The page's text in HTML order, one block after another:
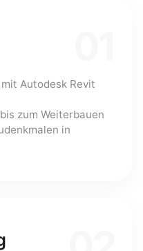
Autodesk Revit
zum Weiterbauen
in